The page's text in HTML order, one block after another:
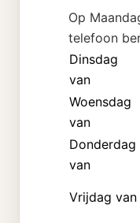
Op
telefoon
Dinsdag
van
Woensdag
van
Donderdag
van
Vrijdag van